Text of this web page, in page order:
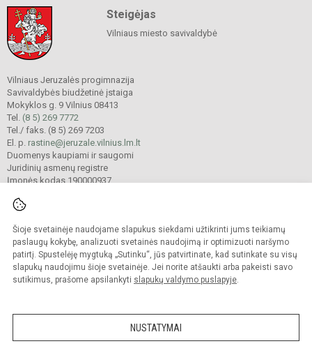
Šioje svetainėje naudojame slapukus siekdami užtikrinti jums teikiamų
paslaugų kokybę, analizuoti svetainės naudojimą ir optimizuoti naršymo
patirtį. Spustelėję mygtuką „Sutinku“, jūs patvirtinate, kad sutinkate su visų
slapukų naudojimu šioje svetainėje. Jei norite atšaukti arba pakeisti savo
sutikimus, prašome apsilankyti slapukų valdymo puslapyje.
NUSTATYMAI
Steigėjas
Vilniaus miesto savivaldybė
Vilniaus Jeruzalės progimnazija
Savivaldybės biudžetinė įstaiga
Mokyklos g. 9 Vilnius 08413
Tel. (8 5) 269 7772
Tel./ faks. (8 5) 269 7203
El. p. rastine@jeruzale.vilnius.lm.lt
Duomenys kaupiami ir saugomi
Juridinių asmenų registre
Įmonės kodas 190000937
© 2024. Vilniaus Jeruzalės progimnazija. Visos teisės saugomos.
Kopijuoti turinį be raštiško gimnazijos sutikimo griežtai draudžiama.
Prieinamumo paraiška Slapukų valdymas
Sumanus būdas atnaujinti